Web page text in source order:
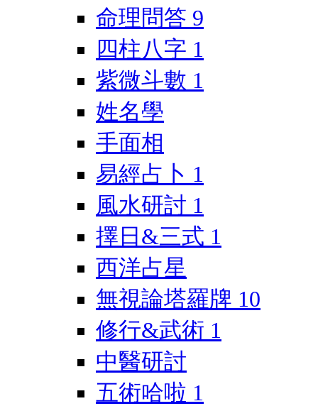
命理問答 9
四柱八字 1
紫微斗數 1
姓名學
手面相
易經占卜 1
風水研討 1
擇日&三式 1
西洋占星
無視論塔羅牌 10
修行&武術 1
中醫研討
五術哈啦 1